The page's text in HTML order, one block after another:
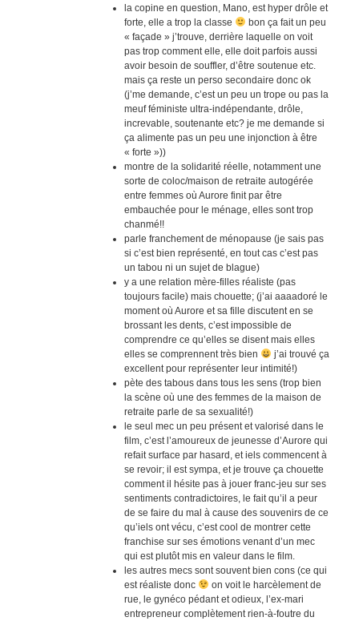
la copine en question, Mano, est hyper drôle et
forte, elle a trop la classe
bon ça fait un peu
« façade » j’trouve, derrière laquelle on voit
pas trop comment elle, elle doit parfois aussi
avoir besoin de souffler, d’être soutenue etc.
mais ça reste un perso secondaire donc ok
(j’me demande, c’est un peu un trope ou pas la
meuf féministe ultra-indépendante, drôle,
increvable, soutenante etc? je me demande si
ça alimente pas un peu une injonction à être
« forte »))
montre de la solidarité réelle, notamment une
sorte de coloc/maison de retraite autogérée
entre femmes où Aurore finit par être
embauchée pour le ménage, elles sont trop
chanmé!!
parle franchement de ménopause (je sais pas
si c’est bien représenté, en tout cas c’est pas
un tabou ni un sujet de blague)
y a une relation mère-filles réaliste (pas
toujours facile) mais chouette; (j’ai aaaadoré le
moment où Aurore et sa fille discutent en se
brossant les dents, c’est impossible de
comprendre ce qu’elles se disent mais elles
elles se comprennent très bien
j’ai trouvé ça
excellent pour représenter leur intimité!)
pète des tabous dans tous les sens (trop bien
la scène où une des femmes de la maison de
retraite parle de sa sexualité!)
le seul mec un peu présent et valorisé dans le
film, c’est l’amoureux de jeunesse d’Aurore qui
refait surface par hasard, et iels commencent à
se revoir; il est sympa, et je trouve ça chouette
comment il hésite pas à jouer franc-jeu sur ses
sentiments contradictoires, le fait qu’il a peur
de se faire du mal à cause des souvenirs de ce
qu’iels ont vécu, c’est cool de montrer cette
franchise sur ses émotions venant d’un mec
qui est plutôt mis en valeur dans le film.
les autres mecs sont souvent bien cons (ce qui
est réaliste donc
on voit le harcèlement de
rue, le gynéco pédant et odieux, l’ex-mari
entrepreneur complètement rien-à-foutre du